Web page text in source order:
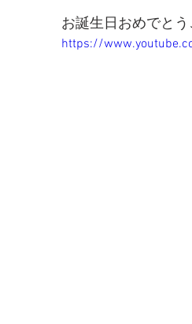
お誕生日おめでと
https://